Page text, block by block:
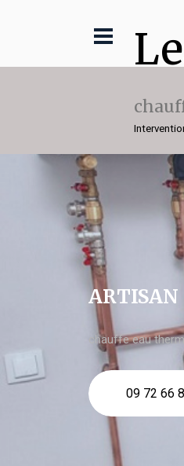
ARTISAN
chauffe eau
09 72 66